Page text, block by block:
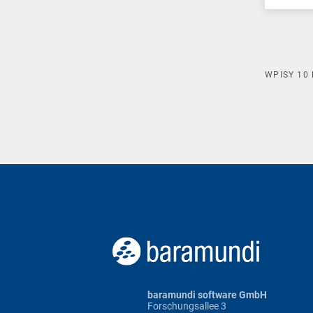
WPISY 10
baramundi software GmbH
Forschungsallee 3